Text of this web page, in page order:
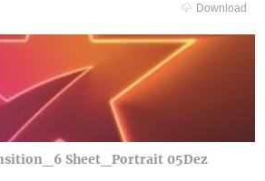
Download
Sheet_Portrait 05Dez